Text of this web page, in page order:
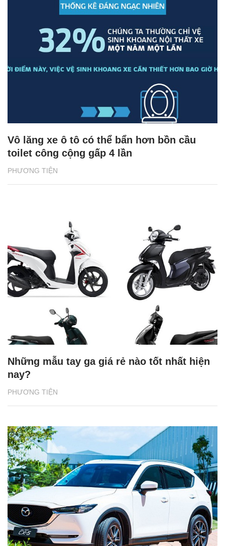
PHƯƠNG TIỆN
Vô lăng xe ô tô có thể bẩn hơn bồn cầu
toilet công cộng gấp 4 lần
PHƯƠNG TIỆN
Những mẫu tay ga giá rẻ nào tốt nhất hiện
nay?